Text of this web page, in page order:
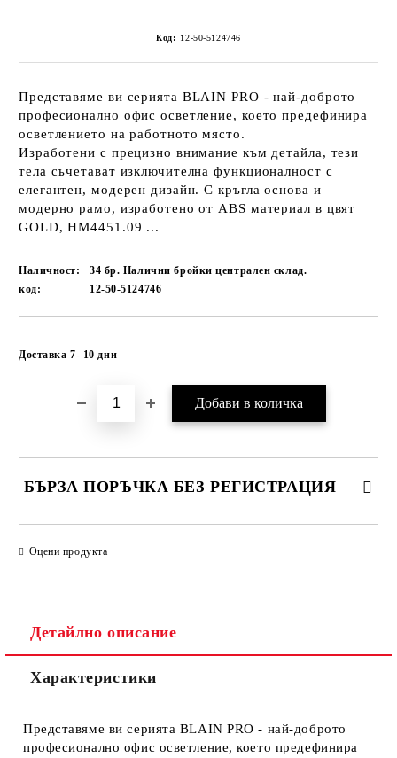
Код: 12-50-5124746
Представяме ви серията BLAIN PRO - най-доброто
професионално офис осветление, което предефинира
осветлението на работното място.
Изработени с прецизно внимание към детайла, тези
тела съчетават изключителна функционалност с
елегантен, модерен дизайн. С кръгла основа и
модерно рамо, изработено от ABS материал в цвят
GOLD, HM4451.09 ...
Наличност:
34 бр. Налични бройки централен склад.
код:
12-50-5124746
Доставка 7- 10 дни
БЪРЗА ПОРЪЧКА БЕЗ РЕГИСТРАЦИЯ
Оцени продукта
Детайлно описание
Характеристики
Представяме ви серията BLAIN PRO - най-доброто
професионално офис осветление, което предефинира